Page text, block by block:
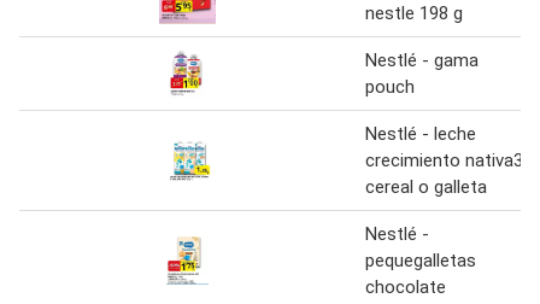
nestle 198 g
Nestlé - gama
pouch
Nestlé - leche
crecimiento nativa3,
cereal o galleta
Nestlé -
pequegalletas
chocolate